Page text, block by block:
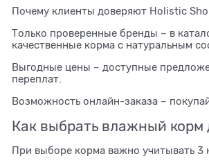
Почему клиенты доверяют Holistic
Только проверенные бренды – в
качественные корма с натуральным
Выгодные цены – доступные
переплат.
Возможность онлайн-заказа –
Как выбрать влажный корм
При выборе корма важно учитывать 3